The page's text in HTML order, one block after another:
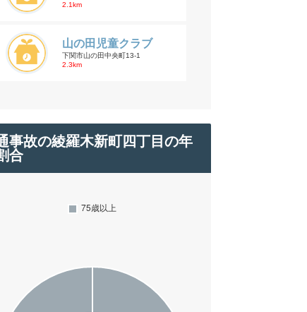
2.1km
山の田児童クラブ
下関市山の田中央町13-1
2.3km
事故の綾羅木新町四丁目の年
合